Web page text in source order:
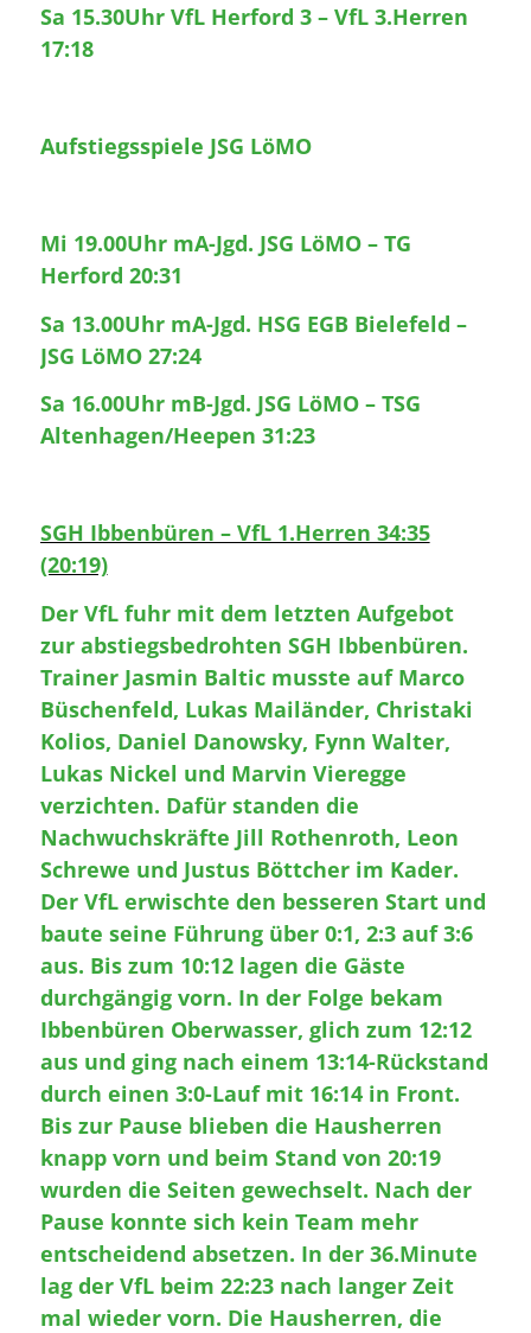
Sa 15.30Uhr VfL Herford 3 – VfL 3.Herren
17:18
Aufstiegsspiele JSG LöMO
Mi 19.00Uhr mA-Jgd. JSG LöMO – TG
Herford 20:31
Sa 13.00Uhr mA-Jgd. HSG EGB Bielefeld –
JSG LöMO 27:24
Sa 16.00Uhr mB-Jgd. JSG LöMO – TSG
Altenhagen/Heepen 31:23
SGH Ibbenbüren – VfL 1.Herren 34:35
(20:19)
Der VfL fuhr mit dem letzten Aufgebot
zur abstiegsbedrohten SGH Ibbenbüren.
Trainer Jasmin Baltic musste auf Marco
Büschenfeld, Lukas Mailänder, Christaki
Kolios, Daniel Danowsky, Fynn Walter,
Lukas Nickel und Marvin Vieregge
verzichten. Dafür standen die
Nachwuchskräfte Jill Rothenroth, Leon
Schrewe und Justus Böttcher im Kader.
Der VfL erwischte den besseren Start und
baute seine Führung über 0:1, 2:3 auf 3:6
aus. Bis zum 10:12 lagen die Gäste
durchgängig vorn. In der Folge bekam
Ibbenbüren Oberwasser, glich zum 12:12
aus und ging nach einem 13:14-Rückstand
durch einen 3:0-Lauf mit 16:14 in Front.
Bis zur Pause blieben die Hausherren
knapp vorn und beim Stand von 20:19
wurden die Seiten gewechselt. Nach der
Pause konnte sich kein Team mehr
entscheidend absetzen. In der 36.Minute
lag der VfL beim 22:23 nach langer Zeit
mal wieder vorn. Die Hausherren, die